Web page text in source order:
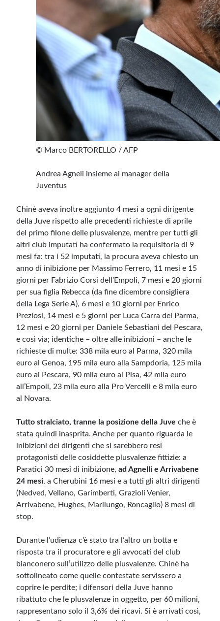
© Marco BERTORELLO / AFP
Andrea Agneli insieme ai manager della
Juventus
Chinè aveva inoltre aggiunto 4 mesi a ogni dirigente
della Juve rispetto alle precedenti richieste di aprile
del primo filone delle plusvalenze, mentre per tutti gli
altri club imputati ha confermato la requisitoria di 9
mesi fa: tra i 52 imputati, la procura aveva chiesto un
anno di inibizione per Massimo Ferrero, 11 mesi e 15
giorni per Fabrizio Corsi dell’Empoli, 7 mesi e 20 giorni
per sua figlia Rebecca (da fine dicembre consigliera
della Lega Serie A), 6 mesi e 10 giorni per Enrico
Preziosi, 14 mesi e 5 giorni per Luca Carra del Parma,
12 mesi e 20 giorni per Daniele Sebastiani del Pescara,
e così via; identiche – oltre alle inibizioni – anche le
richieste di multe: 338 mila euro al Parma, 320 mila
euro al Genoa, 195 mila euro alla Sampdoria, 125 mila
euro al Pescara, 90 mila euro al Pisa, 42 mila euro
all’Empoli, 23 mila euro alla Pro Vercelli e 8 mila euro
al Novara.
Tutto stralciato, tranne la posizione della Juve che è
stata quindi inasprita. Anche per quanto riguarda le
inibizioni dei dirigenti che si sarebbero resi
protagonisti delle cosiddette plusvalenze fittizie: a
Paratici 30 mesi di inibizione, ad Agnelli e Arrivabene
24 mesi, a Cherubini 16 mesi e a tutti gli altri dirigenti
(Nedved, Vellano, Garimberti, Grazioli Venier,
Arrivabene, Hughes, Marilungo, Roncaglio) 8 mesi di
stop.
Durante l’udienza c’è stato tra l’altro un botta e
risposta tra il procuratore e gli avvocati del club
bianconero sull’utilizzo delle plusvalenze. Chinè ha
sottolineato come quelle contestate servissero a
coprire le perdite; i difensori della Juve hanno
ribattuto che le plusvalenze in oggetto, per 60 milioni,
rappresentano solo il 3,6% dei ricavi. Si è arrivati così,